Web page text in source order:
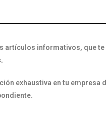
artículos informativos, que
.
exhaustiva en tu